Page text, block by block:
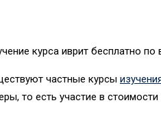
курса иврит бесплатно по
частные курсы
то есть участие в